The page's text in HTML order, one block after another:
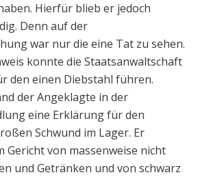
Hierfür blieb er jedoch
Denn auf der
war nur die eine Tat zu sehen.
konnte die Staatsanwaltschaft
den einen Diebstahl führen.
der Angeklagte in der
eine Erklärung für den
Schwund im Lager. Er
Gericht von massenweise nicht
und Getränken und von schwarz